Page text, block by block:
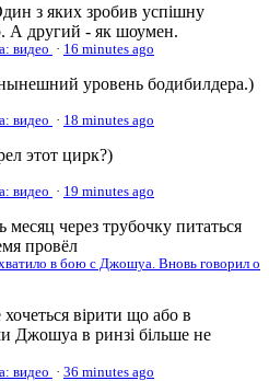
з яких зробив успішну
А другий - як шоумен.
видео · 16 minutes ago
уровень бодибилдера.)
видео · 18 minutes ago
этот цирк?)
видео · 19 minutes ago
месяц через трубочку питаться
провёл
в бою с Джошуа. Вновь говорил о
вірити що або в
Джошуа в ринзі більше не
видео · 36 minutes ago